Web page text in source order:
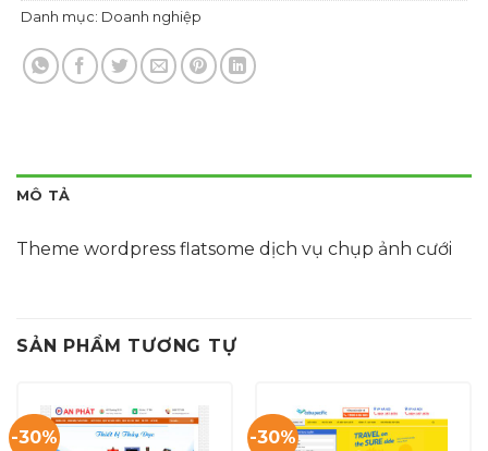
Danh mục: Doanh nghiệp
MÔ TẢ
Theme wordpress flatsome dịch vụ chụp ảnh cưới
SẢN PHẨM TƯƠNG TỰ
-30% -30%